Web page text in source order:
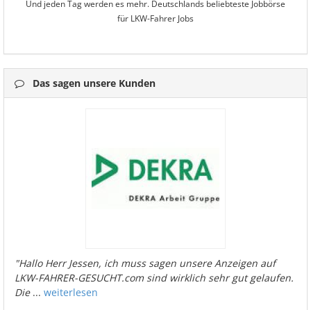
Und jeden Tag werden es mehr. Deutschlands beliebteste Jobbörse
für LKW-Fahrer Jobs
Das sagen unsere Kunden
"Hallo Herr Jessen, ich muss sagen unsere Anzeigen auf
LKW-FAHRER-GESUCHT.com sind wirklich sehr gut gelaufen.
Die... weiterlesen